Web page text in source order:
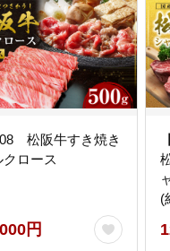
松阪牛すき焼き
クロース
円
(